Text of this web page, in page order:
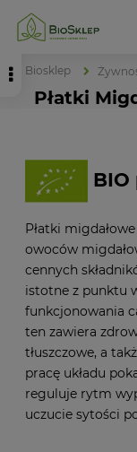
Biosklep
Płatki
BIO
Płatki
owoców
cennych
istotne z punktu
funkcjonowania
ten zawiera
tłuszczowe, a
pracę układu
reguluje rytm
uczucie sytości